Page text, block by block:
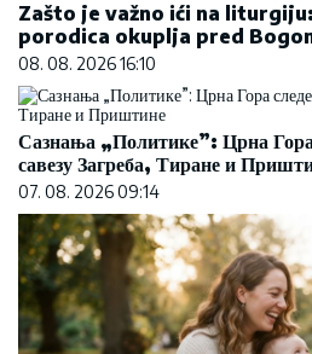
Zašto je važno ići na
porodica okuplja pred
08. 08. 2026 16:10
Сазнања „Политике”: Црна Гора
савезу Загреба, Тиране и
07. 08. 2026 09:14